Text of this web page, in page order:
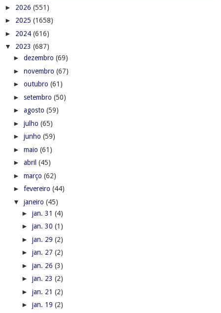
► 2026 (551)
► 2025 (1658)
► 2024 (616)
▼ 2023 (687)
► dezembro (69)
► novembro (67)
► outubro (61)
► setembro (50)
► agosto (59)
► julho (65)
► junho (59)
► maio (61)
► abril (45)
► março (62)
► fevereiro (44)
▼ janeiro (45)
► jan. 31 (4)
► jan. 30 (1)
► jan. 29 (2)
► jan. 27 (2)
► jan. 26 (3)
► jan. 23 (2)
► jan. 21 (2)
► jan. 19 (2)